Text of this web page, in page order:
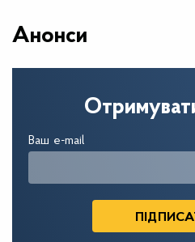
Анонси
Ваш e-mail